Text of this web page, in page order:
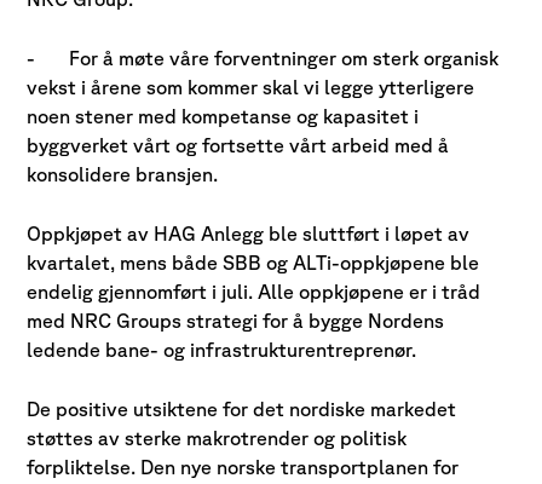
-
For å møte våre forventninger om sterk organisk
vekst i årene som kommer skal vi legge ytterligere
noen stener med kompetanse og kapasitet i
byggverket vårt og fortsette vårt arbeid med å
konsolidere bransjen.
Oppkjøpet av HAG Anlegg ble sluttført i løpet av
kvartalet, mens både SBB og ALTi-oppkjøpene ble
endelig gjennomført i juli. Alle oppkjøpene er i tråd
med NRC Groups strategi for å bygge Nordens
ledende bane- og infrastrukturentreprenør.
De positive utsiktene for det nordiske markedet
støttes av sterke makrotrender og politisk
forpliktelse. Den nye norske transportplanen for